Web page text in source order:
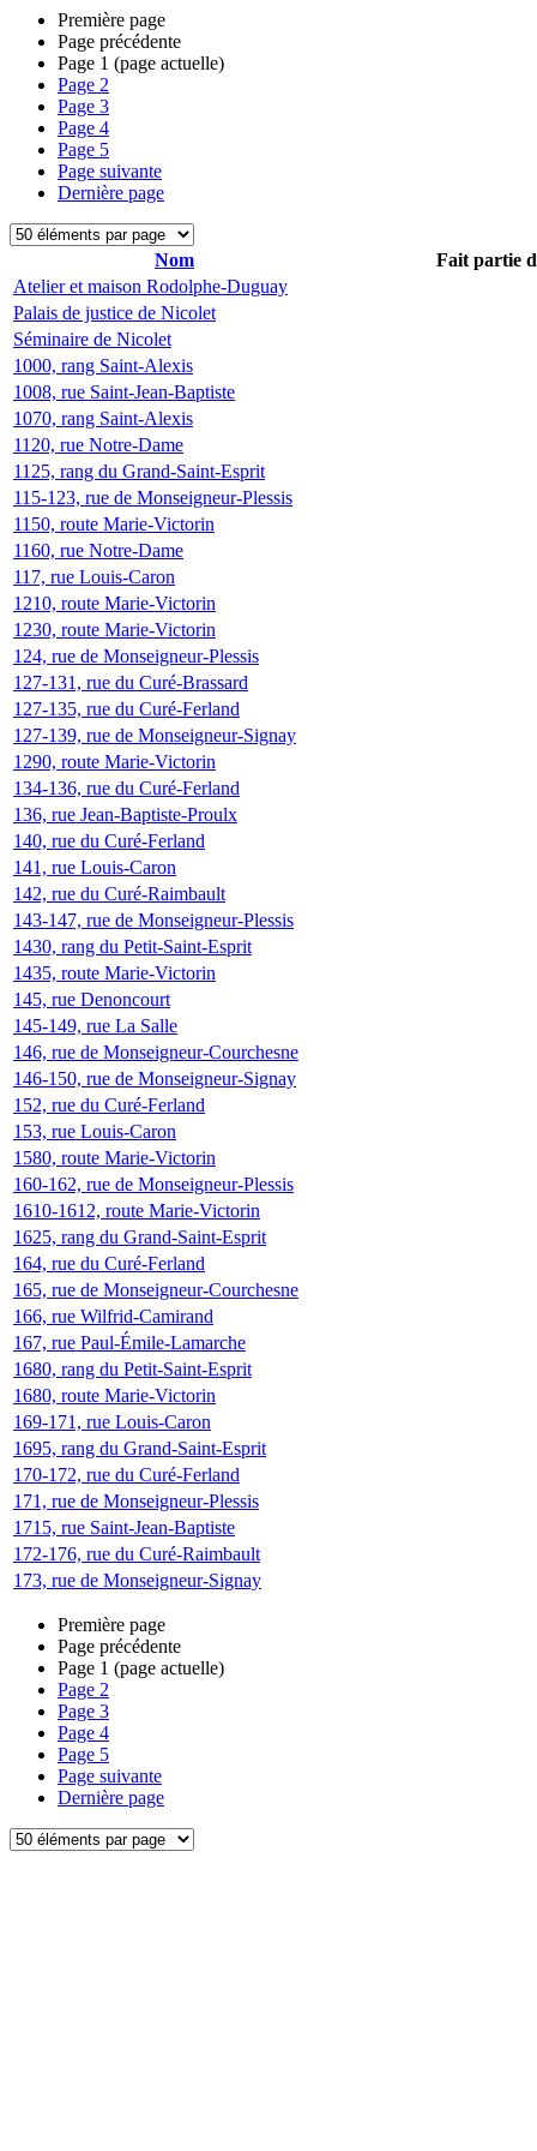
Première page
Page précédente
Page 1 (page actuelle)
Page 2
Page 3
Page 4
Page 5
Page suivante
Dernière page
Nom
Fait partie
Atelier et maison Rodolphe-Duguay
Palais de justice de Nicolet
Séminaire de Nicolet
1000, rang Saint-Alexis
1008, rue Saint-Jean-Baptiste
1070, rang Saint-Alexis
1120, rue Notre-Dame
1125, rang du Grand-Saint-Esprit
115-123, rue de Monseigneur-Plessis
1150, route Marie-Victorin
1160, rue Notre-Dame
117, rue Louis-Caron
1210, route Marie-Victorin
1230, route Marie-Victorin
124, rue de Monseigneur-Plessis
127-131, rue du Curé-Brassard
127-135, rue du Curé-Ferland
127-139, rue de Monseigneur-Signay
1290, route Marie-Victorin
134-136, rue du Curé-Ferland
136, rue Jean-Baptiste-Proulx
140, rue du Curé-Ferland
141, rue Louis-Caron
142, rue du Curé-Raimbault
143-147, rue de Monseigneur-Plessis
1430, rang du Petit-Saint-Esprit
1435, route Marie-Victorin
145, rue Denoncourt
145-149, rue La Salle
146, rue de Monseigneur-Courchesne
146-150, rue de Monseigneur-Signay
152, rue du Curé-Ferland
153, rue Louis-Caron
1580, route Marie-Victorin
160-162, rue de Monseigneur-Plessis
1610-1612, route Marie-Victorin
1625, rang du Grand-Saint-Esprit
164, rue du Curé-Ferland
165, rue de Monseigneur-Courchesne
166, rue Wilfrid-Camirand
167, rue Paul-Émile-Lamarche
1680, rang du Petit-Saint-Esprit
1680, route Marie-Victorin
169-171, rue Louis-Caron
1695, rang du Grand-Saint-Esprit
170-172, rue du Curé-Ferland
171, rue de Monseigneur-Plessis
1715, rue Saint-Jean-Baptiste
172-176, rue du Curé-Raimbault
173, rue de Monseigneur-Signay
Première page
Page précédente
Page 1 (page actuelle)
Page 2
Page 3
Page 4
Page 5
Page suivante
Dernière page